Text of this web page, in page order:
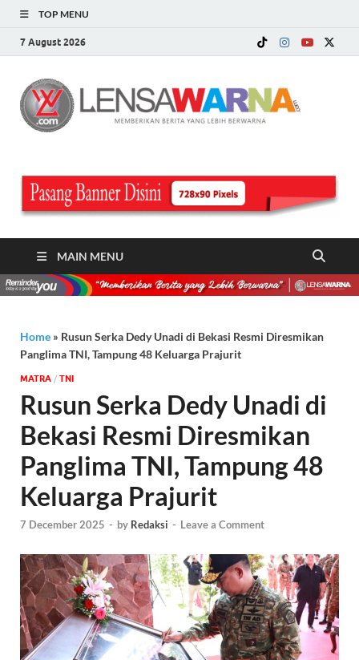
TOP MENU
7 August 2026
MAIN MENU
Home » Rusun Serka Dedy Unadi di Bekasi Resmi Diresmikan
Panglima TNI, Tampung 48 Keluarga Prajurit
MATRA / TNI
Rusun Serka Dedy Unadi di
Bekasi Resmi Diresmikan
Panglima TNI, Tampung 48
Keluarga Prajurit
7 December 2025 - by Redaksi - Leave a Comment